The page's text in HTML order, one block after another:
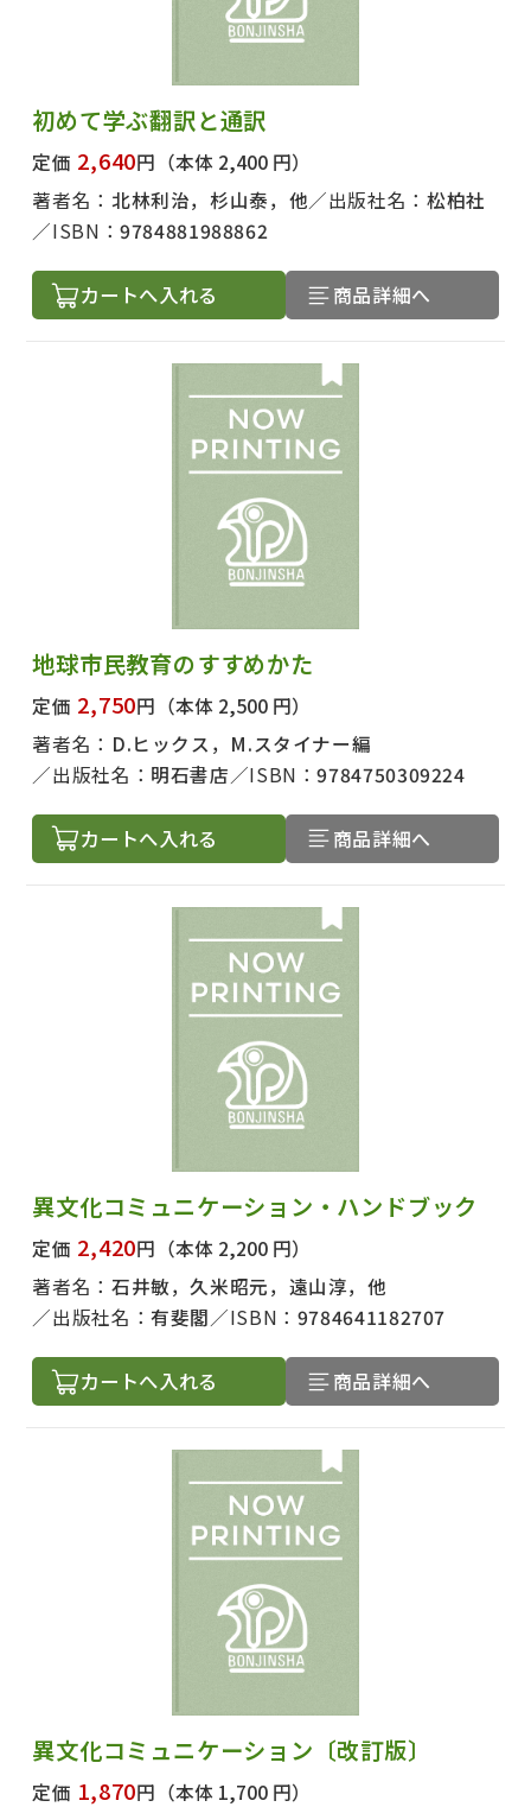
初めて学ぶ翻訳と通訳
定価 2,640円 （本体 2,400 円）
著者名： 北林利治，杉山泰，他 出版社名： 松柏社
ISBN：9784881988862
カートへ入れる 商品詳細へ
地球市民教育のすすめかた
定価 2,750円 （本体 2,500 円）
著者名： D.ヒックス，M.スタイナー編
出版社名： 明石書店 ISBN：9784750309224
カートへ入れる 商品詳細へ
異文化コミュニケーション・ハンドブック
定価 2,420円 （本体 2,200 円）
著者名： 石井敏，久米昭元，遠山淳，他
出版社名：有斐閣 ISBN： 9784641182707
カートへ入れる 商品詳細へ
異文化コミュニケーション〔改訂版〕
定価 1,870円 （本体 1,700 円）